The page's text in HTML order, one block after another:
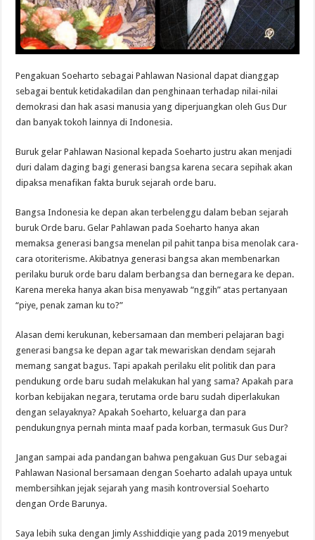
Pengakuan Soeharto sebagai Pahlawan Nasional dapat dianggap
sebagai bentuk ketidakadilan dan penghinaan terhadap nilai-nilai
demokrasi dan hak asasi manusia yang diperjuangkan oleh Gus Dur
dan banyak tokoh lainnya di Indonesia.
Buruk gelar Pahlawan Nasional kepada Soeharto justru akan menjadi
duri dalam daging bagi generasi bangsa karena secara sepihak akan
dipaksa menafikan fakta buruk sejarah orde baru.
Bangsa Indonesia ke depan akan terbelenggu dalam beban sejarah
buruk Orde baru. Gelar Pahlawan pada Soeharto hanya akan
memaksa generasi bangsa menelan pil pahit tanpa bisa menolak cara-
cara otoriterisme. Akibatnya generasi bangsa akan membenarkan
perilaku buruk orde baru dalam berbangsa dan bernegara ke depan.
Karena mereka hanya akan bisa menyawab “nggih” atas pertanyaan
“piye, penak zaman ku to?”
Alasan demi kerukunan, kebersamaan dan memberi pelajaran bagi
generasi bangsa ke depan agar tak mewariskan dendam sejarah
memang sangat bagus. Tapi apakah perilaku elit politik dan para
pendukung orde baru sudah melakukan hal yang sama? Apakah para
korban kebijakan negara, terutama orde baru sudah diperlakukan
dengan selayaknya? Apakah Soeharto, keluarga dan para
pendukungnya pernah minta maaf pada korban, termasuk Gus Dur?
Jangan sampai ada pandangan bahwa pengakuan Gus Dur sebagai
Pahlawan Nasional bersamaan dengan Soeharto adalah upaya untuk
membersihkan jejak sejarah yang masih kontroversial Soeharto
dengan Orde Barunya.
Saya lebih suka dengan Jimly Asshiddiqie yang pada 2019 menyebut